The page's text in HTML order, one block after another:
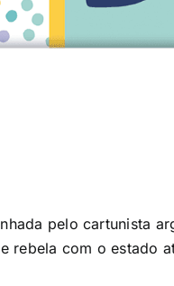
pelo cartunista
rebela com o estado